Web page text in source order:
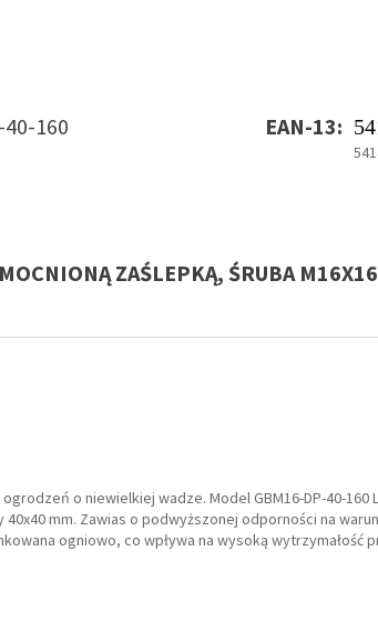
40-160 EAN-13:
ZAŚLEPKĄ, ŚRUBA
o niewielkiej wadze. Model GBM16-DP-40-160
mm. Zawias o podwyższonej odporności na
ogniowo, co wpływa na wysoką wytrzymałość